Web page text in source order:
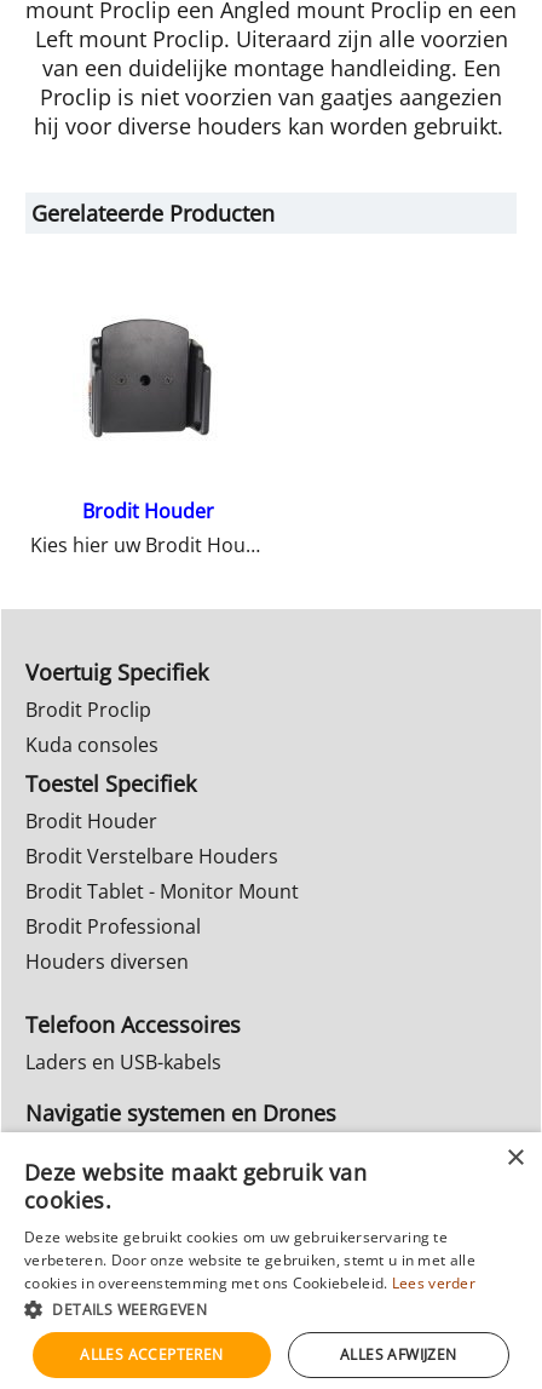
mount Proclip een Angled mount Proclip en een
Left mount Proclip. Uiteraard zijn alle voorzien
van een duidelijke montage handleiding. Een
Proclip is niet voorzien van gaatjes aangezien
hij voor diverse houders kan worden gebruikt.
Gerelateerde Producten
Brodit Houder
Kies hier uw Brodit Houder
Voertuig Specifiek
Brodit Proclip
Kuda consoles
Toestel Specifiek
Brodit Houder
Brodit Verstelbare Houders
Brodit Tablet - Monitor Mount
Brodit Professional
Houders diversen
Telefoon Accessoires
Laders en USB-kabels
Navigatie systemen en Drones
Inbouw Autoradio's
Info Webwinkel
Ruilen & Retourneren
Privacy
Reparatie
Deze website maakt gebruik van
cookies.
Deze website gebruikt cookies om uw gebruikerservaring te
verbeteren. Door onze website te gebruiken, stemt u in met alle
cookies in overeenstemming met ons Cookiebeleid. Lees verder
DETAILS WEERGEVEN
ALLES ACCEPTEREN ALLES AFWIJZEN